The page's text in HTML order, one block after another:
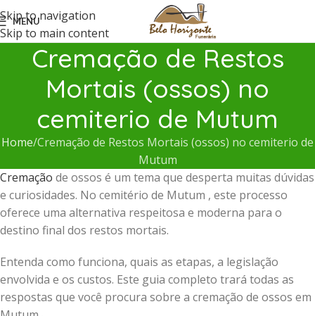
Skip to navigation
Skip to main content
MENU
Cremação de Restos
Mortais (ossos) no
cemiterio de Mutum
Home Cremação de Restos Mortais (ossos) no cemiterio de
Mutum
Cremação de ossos é um tema que desperta muitas dúvidas
e curiosidades. No cemitério de Mutum , este processo
oferece uma alternativa respeitosa e moderna para o
destino final dos restos mortais.
Entenda como funciona, quais as etapas, a legislação
envolvida e os custos. Este guia completo trará todas as
respostas que você procura sobre a cremação de ossos em